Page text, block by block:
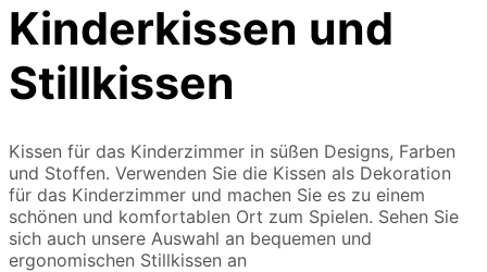
Kinderkissen und
Stillkissen
Kissen für das Kinderzimmer in süßen Designs, Farben
und Stoffen. Verwenden Sie die Kissen als Dekoration
für das Kinderzimmer und machen Sie es zu einem
schönen und komfortablen Ort zum Spielen. Sehen Sie
sich auch unsere Auswahl an bequemen und
ergonomischen Stillkissen an